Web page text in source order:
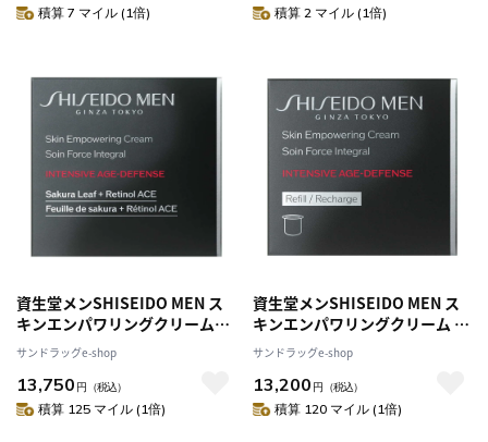
積算 7 マイル (1倍) 積算 2 マイル (1倍)
資生堂メンSHISEIDO MEN ス
キンエンパワリングクリーム
50g
サンドラッグe-shop
13,750 円 （税込）
積算 125 マイル (1倍)
資生堂メンSHISEIDO MEN ス
キンエンパワリングクリーム レ
フィル 50g
サンドラッグe-shop
13,200 円 （税込）
積算 120 マイル (1倍)